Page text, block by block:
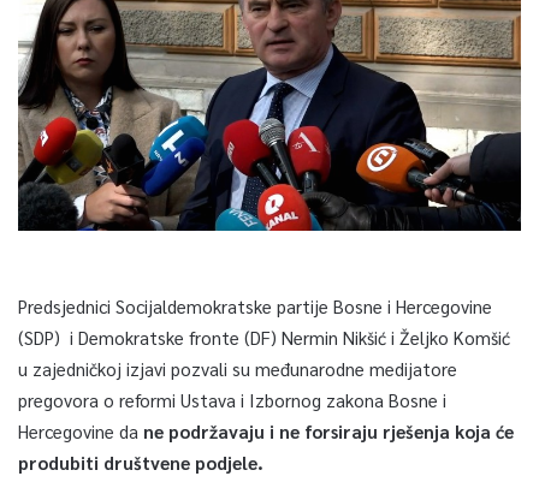
Predsjednici Socijaldemokratske partije Bosne i Hercegovine
(SDP) i Demokratske fronte (DF) Nermin Nikšić i Željko Komšić
u zajedničkoj izjavi pozvali su međunarodne medijatore
pregovora o reformi Ustava i Izbornog zakona Bosne i
Hercegovine da ne podržavaju i ne forsiraju rješenja koja će
produbiti društvene podjele.